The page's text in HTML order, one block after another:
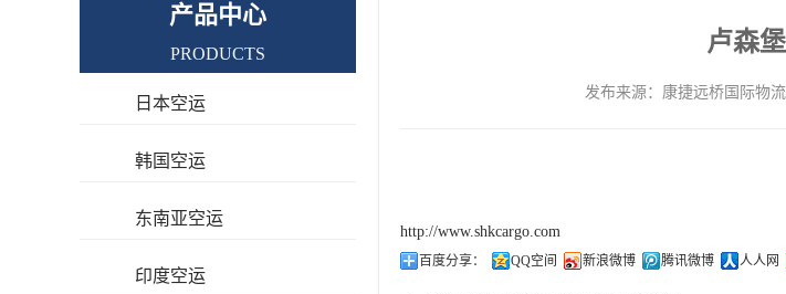
卢森
发布来源：康捷远桥国际
http://www.shkcargo.com
百度分享： QQ空间 新浪微博 腾讯微博 人人网
产品中心
PRODUCTS
日本空运
韩国空运
东南亚空运
印度空运